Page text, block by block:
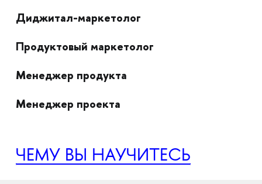
Диджитал-маркетолог
Продуктовый маркетолог
Менеджер продукта
Менеджер проекта
ЧЕМУ ВЫ НАУЧИТЕСЬ